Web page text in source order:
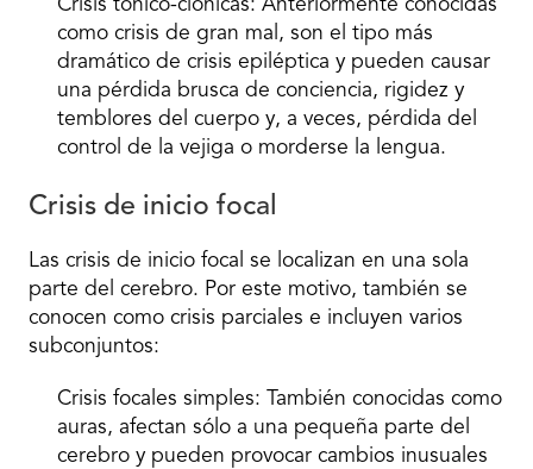
Crisis tónico-clónicas: Anteriormente conocidas
como crisis de gran mal, son el tipo más
dramático de crisis epiléptica y pueden causar
una pérdida brusca de conciencia, rigidez y
temblores del cuerpo y, a veces, pérdida del
control de la vejiga o morderse la lengua.
Crisis de inicio focal
Las crisis de inicio focal se localizan en una sola
parte del cerebro. Por este motivo, también se
conocen como crisis parciales e incluyen varios
subconjuntos:
Crisis focales simples:
También conocidas como
auras, afectan sólo a una pequeña parte del
cerebro y pueden provocar cambios inusuales